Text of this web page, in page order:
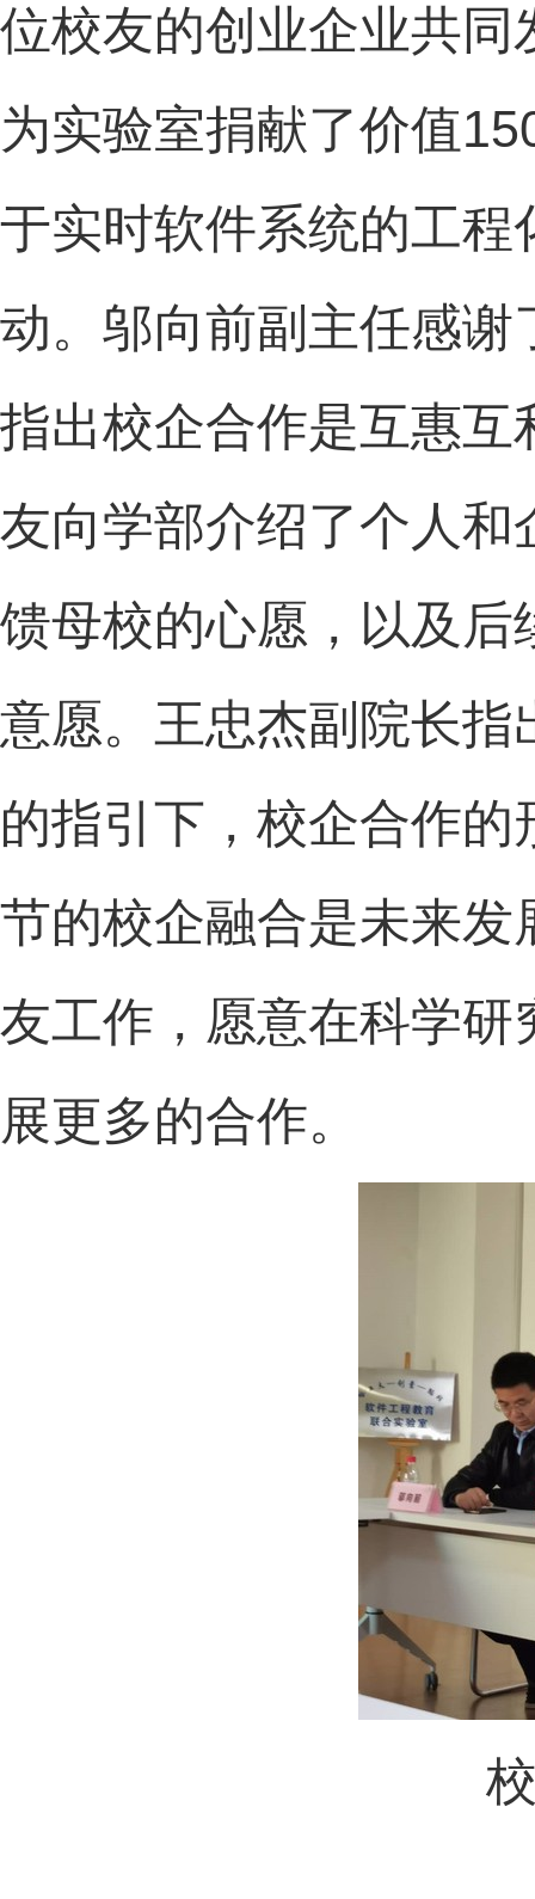
位校友的创业企业共
为实验室捐献了价值
于实时软件系统的工
动。邬向前副主任感
指出校企合作是互惠
友向学部介绍了个人
馈母校的心愿，以及
意愿。王忠杰副院长
的指引下，校企合作
节的校企融合是未来
友工作，愿意在科学
展更多的合作。